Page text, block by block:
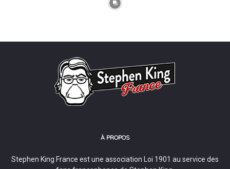
À PROPOS
Stephen King France est une association Loi 1901 au service des